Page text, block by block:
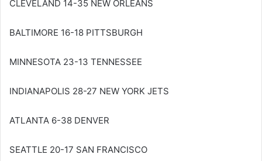
CLEVELAND 14-35 NEW ORLEANS
BALTIMORE 16-18 PITTSBURGH
MINNESOTA 23-13 TENNESSEE
INDIANAPOLIS 28-27 NEW YORK JETS
ATLANTA 6-38 DENVER
SEATTLE 20-17 SAN FRANCISCO